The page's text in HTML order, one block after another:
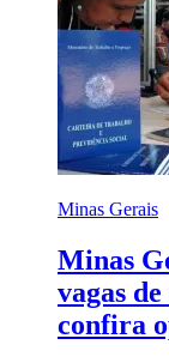
Minas Gerais
Minas
vagas
confira